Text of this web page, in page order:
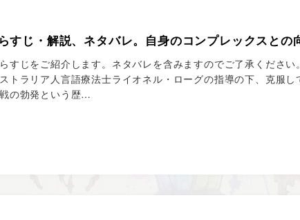
すじ・解説、ネタバレ。自身のコンプレックスとの
すじをご紹介します。ネタバレを含みますのでご了承くださ
トラリア人言語療法士ライオネル・ローグの指導の下、克服し
の勃発という歴…